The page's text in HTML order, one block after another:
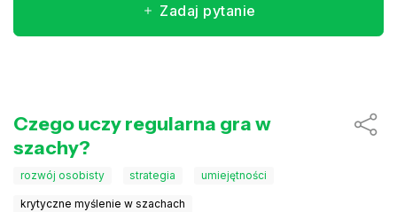
Zadaj pytanie
Czego uczy regularna gra w
szachy?
rozwój osobisty strategia umiejętności
krytyczne myślenie w szachach